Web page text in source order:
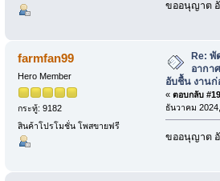
ขออนุญาต
farmfan99
Hero Member
กระทู้: 9182
สินค้าโปรโมชั่น โพสขายฟรี
Re:
อากา
อับชื้น งานก่
« ตอบกลับ
ธันวาคม
ขออนุญาต